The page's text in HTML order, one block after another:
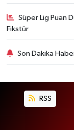
Süper Lig Puan
Fikstür
Son Dakika
RSS